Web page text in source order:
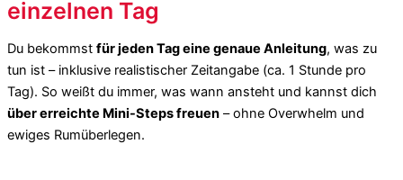
einzelnen Tag
Du bekommst für jeden Tag eine genaue Anleitung, was zu
tun ist – inklusive realistischer Zeitangabe (ca. 1 Stunde pro
Tag). So weißt du immer, was wann ansteht und kannst dich
über erreichte Mini-Steps freuen – ohne Overwhelm und
ewiges Rumüberlegen.